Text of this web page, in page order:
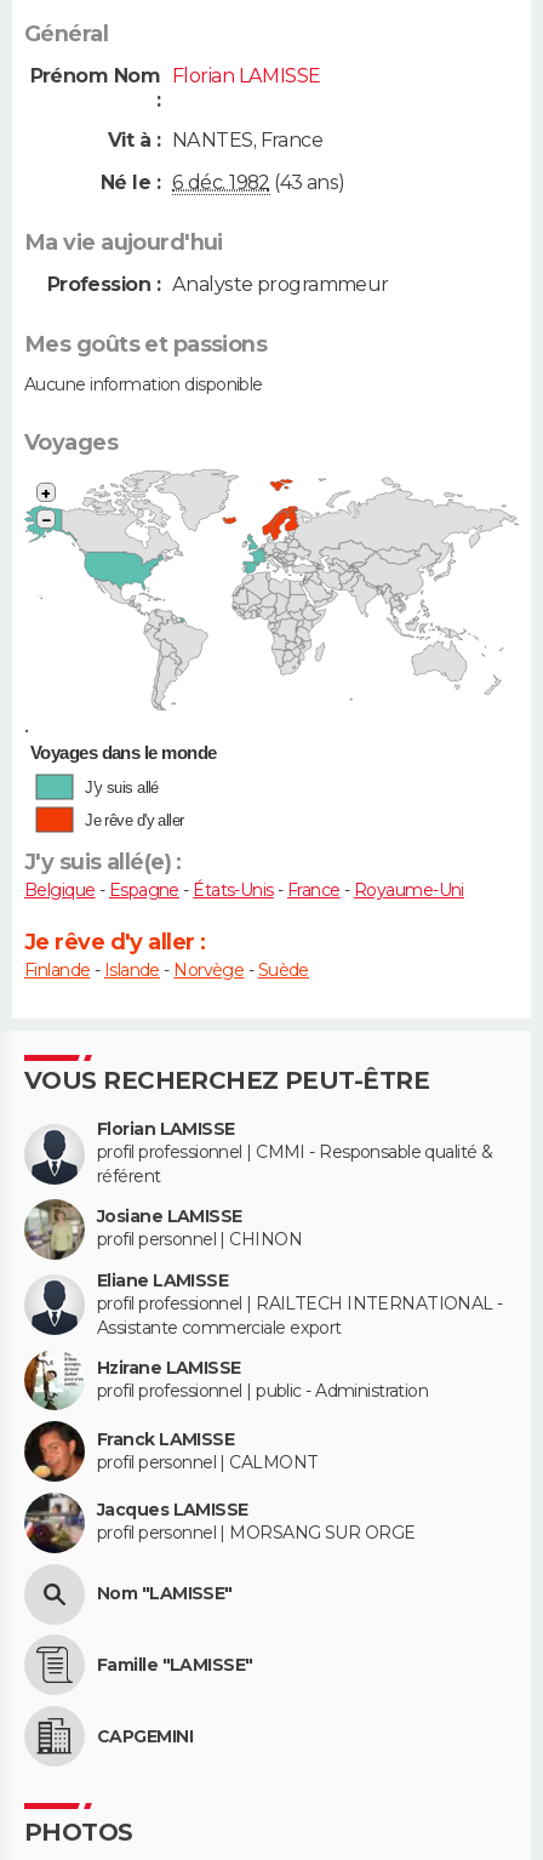
Général
Prénom Nom
:
Florian LAMISSE
Vit à : NANTES, France
Né le : 6 déc. 1982 (43 ans)
Ma vie aujourd'hui
Profession : Analyste programmeur
Mes goûts et passions
Aucune information disponible
Voyages
•
+
−
Voyages dans le monde
J'y suis allé
Je rêve d'y aller
J'y suis allé(e) :
Belgique - Espagne - États-Unis- France - Royaume-Uni
Je rêve d'y aller :
Finlande - Islande - Norvège -Suède
VOUS RECHERCHEZ PEUT-ÊTRE
Florian LAMISSE
profil professionnel | CMMI - Responsable qualité &
référent
Josiane LAMISSE
profil personnel | CHINON
Eliane LAMISSE
profil professionnel | RAILTECH INTERNATIONAL -
Assistante commerciale export
Hzirane LAMISSE
profil professionnel | public - Administration
Franck LAMISSE
profil personnel | CALMONT
Jacques LAMISSE
profil personnel | MORSANG SUR ORGE
Nom "LAMISSE"
Famille "LAMISSE"
CAPGEMINI
PHOTOS